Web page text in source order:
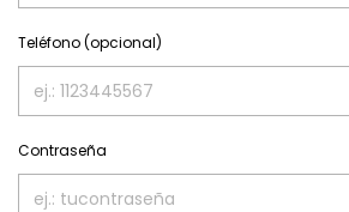
Teléfono (opcional)
Contraseña